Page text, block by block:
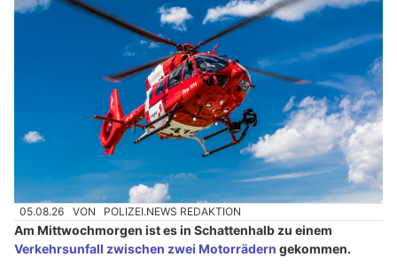
05.08.26 VON POLIZEI.NEWS REDAKTION
Am Mittwochmorgen ist es in Schattenhalb zu einem
Verkehrsunfall zwischen zwei Motorrädern gekommen.